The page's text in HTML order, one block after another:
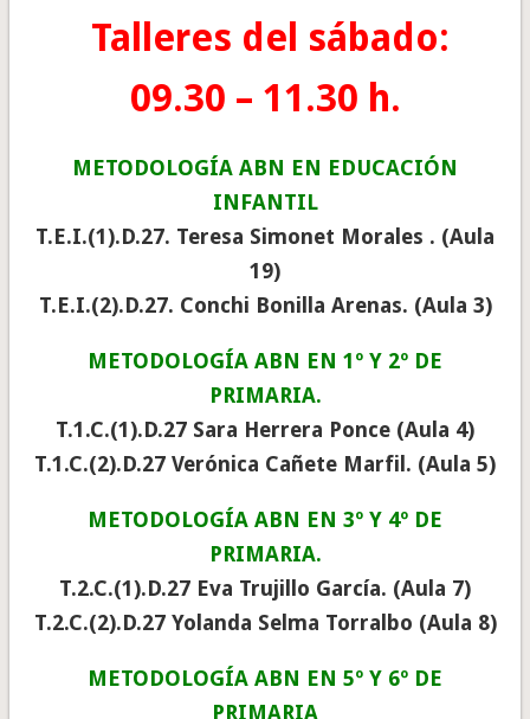
Talleres del sábado:
09.30 – 11.30 h.
METODOLOGÍA ABN EN EDUCACIÓN
INFANTIL
T.E.I.(1).D.27. Teresa Simonet Morales . (Aula
19)
T.E.I.(2).D.27. Conchi Bonilla Arenas. (Aula 3)
METODOLOGÍA ABN EN 1º Y 2º DE
PRIMARIA.
T.1.C.(1).D.27 Sara Herrera Ponce (Aula 4)
T.1.C.(2).D.27 Verónica Cañete Marfil. (Aula 5)
METODOLOGÍA ABN EN 3º Y 4º DE
PRIMARIA.
T.2.C.(1).D.27 Eva Trujillo García. (Aula 7)
T.2.C.(2).D.27 Yolanda Selma Torralbo (Aula 8)
METODOLOGÍA ABN EN 5º Y 6º DE
PRIMARIA